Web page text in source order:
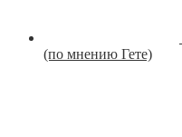
(по мнению Гете)